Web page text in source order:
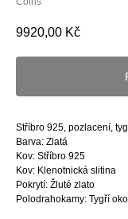
9920,00 Kč
Stříbro 925, pozlacení,
Barva: Zlatá
Kov: Stříbro 925
Kov: Klenotnická slitina
Pokrytí: Žluté zlato
Polodrahokamy: Tygří oko